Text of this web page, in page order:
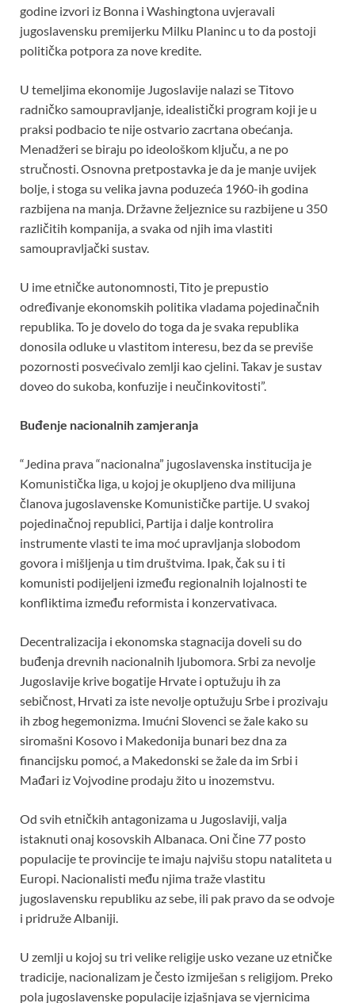
godine izvori iz Bonna i Washingtona uvjeravali
jugoslavensku premijerku Milku Planinc u to da postoji
politička potpora za nove kredite.
U temeljima ekonomije Jugoslavije nalazi se Titovo
radničko samoupravljanje, idealistički program koji je u
praksi podbacio te nije ostvario zacrtana obećanja.
Menadžeri se biraju po ideološkom ključu, a ne po
stručnosti. Osnovna pretpostavka je da je manje uvijek
bolje, i stoga su velika javna poduzeća 1960-ih godina
razbijena na manja. Državne željeznice su razbijene u 350
različitih kompanija, a svaka od njih ima vlastiti
samoupravljački sustav.
U ime etničke autonomnosti, Tito je prepustio
određivanje ekonomskih politika vladama pojedinačnih
republika. To je dovelo do toga da je svaka republika
donosila odluke u vlastitom interesu, bez da se previše
pozornosti posvećivalo zemlji kao cjelini. Takav je sustav
doveo do sukoba, konfuzije i neučinkovitosti”.
Buđenje nacionalnih zamjeranja
“Jedina prava “nacionalna” jugoslavenska institucija je
Komunistička liga, u kojoj je okupljeno dva milijuna
članova jugoslavenske Komunističke partije. U svakoj
pojedinačnoj republici, Partija i dalje kontrolira
instrumente vlasti te ima moć upravljanja slobodom
govora i mišljenja u tim društvima. Ipak, čak su i ti
komunisti podijeljeni između regionalnih lojalnosti te
konfliktima između reformista i konzervativaca.
Decentralizacija i ekonomska stagnacija doveli su do
buđenja drevnih nacionalnih ljubomora. Srbi za nevolje
Jugoslavije krive bogatije Hrvate i optužuju ih za
sebičnost, Hrvati za iste nevolje optužuju Srbe i prozivaju
ih zbog hegemonizma. Imućni Slovenci se žale kako su
siromašni Kosovo i Makedonija bunari bez dna za
financijsku pomoć, a Makedonski se žale da im Srbi i
Mađari iz Vojvodine prodaju žito u inozemstvu.
Od svih etničkih antagonizama u Jugoslaviji, valja
istaknuti onaj kosovskih Albanaca. Oni čine 77 posto
populacije te provincije te imaju najvišu stopu nataliteta u
Europi. Nacionalisti među njima traže vlastitu
jugoslavensku republiku az sebe, ili pak pravo da se odvoje
i pridruže Albaniji.
U zemlji u kojoj su tri velike religije usko vezane uz etničke
tradicije, nacionalizam je često izmiješan s religijom. Preko
pola jugoslavenske populacije izjašnjava se vjernicima